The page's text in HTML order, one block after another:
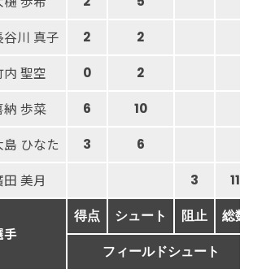
谷川 真子 2 2
内 聖空 0 2
納 歩菜 6 10
島 ひなた 3 6
田 美月 3 11
手
得点 シュート 阻止 総数
フィールドシュート